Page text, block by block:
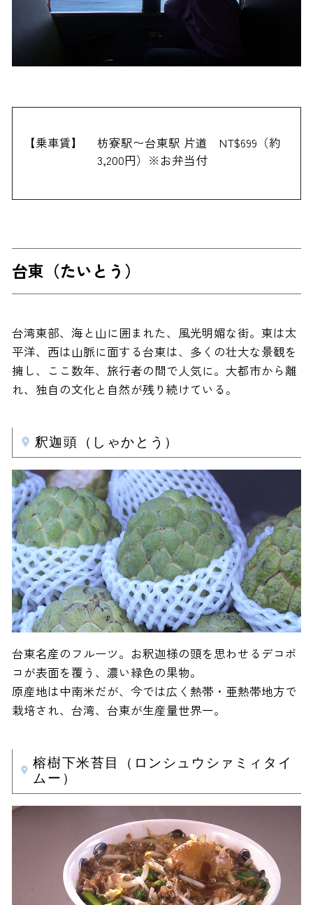
【乗車賃】
枋寮駅〜台東駅 片道 NT$699（約
3,200円）※お弁当付
台東（たいとう）
台湾東部、海と山に囲まれた、風光明媚な街。東は太
平洋、西は山脈に面する台東は、多くの壮大な景観を
擁し、ここ数年、旅行者の間で人気に。大都市から離
れ、独自の文化と自然が残り続けている。
釈迦頭（しゃかとう）
台東名産のフルーツ。お釈迦様の頭を思わせるデコボ
コが表面を覆う、濃い緑色の果物。
原産地は中南米だが、今では広く熱帯・亜熱帯地方で
栽培され、台湾、台東が生産量世界一。
榕樹下米苔目（ロンシュウシァミィタイ
ムー）